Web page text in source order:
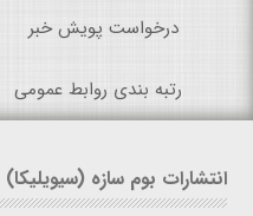
درخواست پویش خبر
رتبه بندی روابط عمومی
انتشارات بوم سازه (سیویلیکا)